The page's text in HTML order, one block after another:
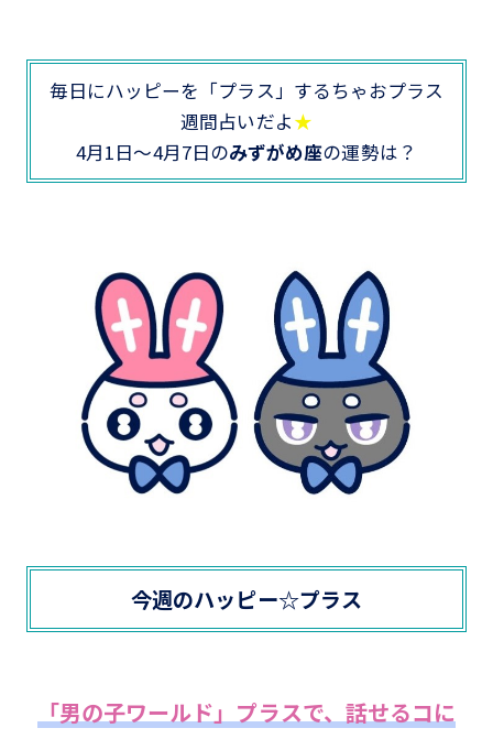
毎日にハッピーを「プラス」するちゃおプラス
週間占いだよ★
4月1日～4月7日のみずがめ座の運勢は？
今週のハッピー☆プラス
「男の子ワールド」プラスで、話せるコに